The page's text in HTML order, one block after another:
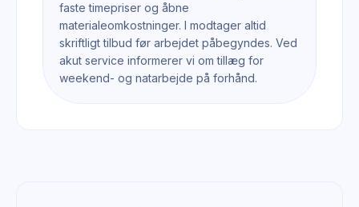
faste timepriser og åbne
materialeomkostninger. I modtager altid
skriftligt tilbud før arbejdet påbegyndes. Ved
akut service informerer vi om tillæg for
weekend- og natarbejde på forhånd.